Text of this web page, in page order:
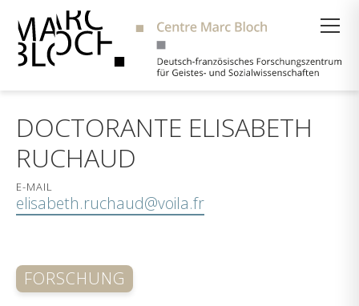
DOCTORANTE ELISABETH
RUCHAUD
E-MAIL
elisabeth.ruchaud@voila.fr
FORSCHUNG